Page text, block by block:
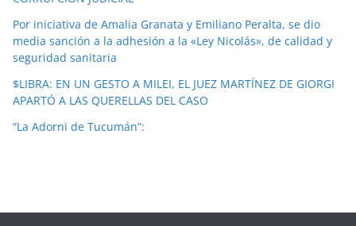
Por iniciativa de Amalia Granata y Emiliano Peralta, se dio
media sanción a la adhesión a la «Ley Nicolás», de calidad y
seguridad sanitaria
$LIBRA: EN UN GESTO A MILEI, EL JUEZ MARTÍNEZ DE GIORGI
APARTÓ A LAS QUERELLAS DEL CASO
“La Adorni de Tucumán”: